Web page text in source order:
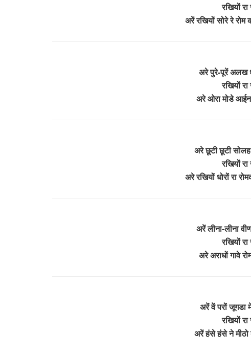
रखियों रा
अरें रखियों सोरे रे रोम
अरे पुरे-पूरें अलख
रखियों रा
अरे ओरा मोडे
अरे छूटी छूटी सोलह
रखियों रा
अरे रखियों धोरों रा
अरें लीना-लीना
रखियों रा
अरे अराधों गावे
अरें वें परों जूगडा
रखियों रा
अरें हंसे हंसे ने मीठो